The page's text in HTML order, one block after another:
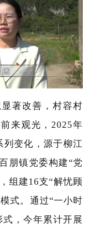
著改善，村容村
来观光，2025年
变化，源于柳江
朋镇党委构建“党
组建16支“解忧顾
式。通过“一小时
式，今年累计开展